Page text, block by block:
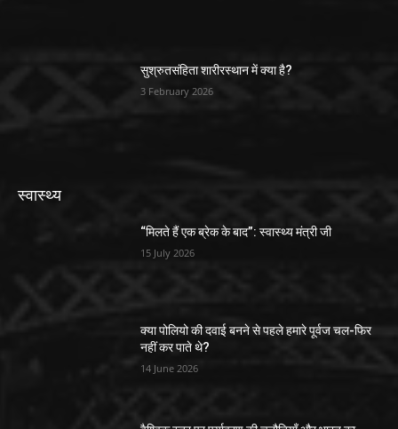
सुश्रुतसंहिता शारीरस्थान में क्या है?
3 February 2026
स्वास्थ्य
“मिलते हैं एक ब्रेक के बाद”: स्वास्थ्य मंत्री जी
15 July 2026
क्या पोलियो की दवाई बनने से पहले हमारे पूर्वज चल-फिर
नहीं कर पाते थे?
14 June 2026